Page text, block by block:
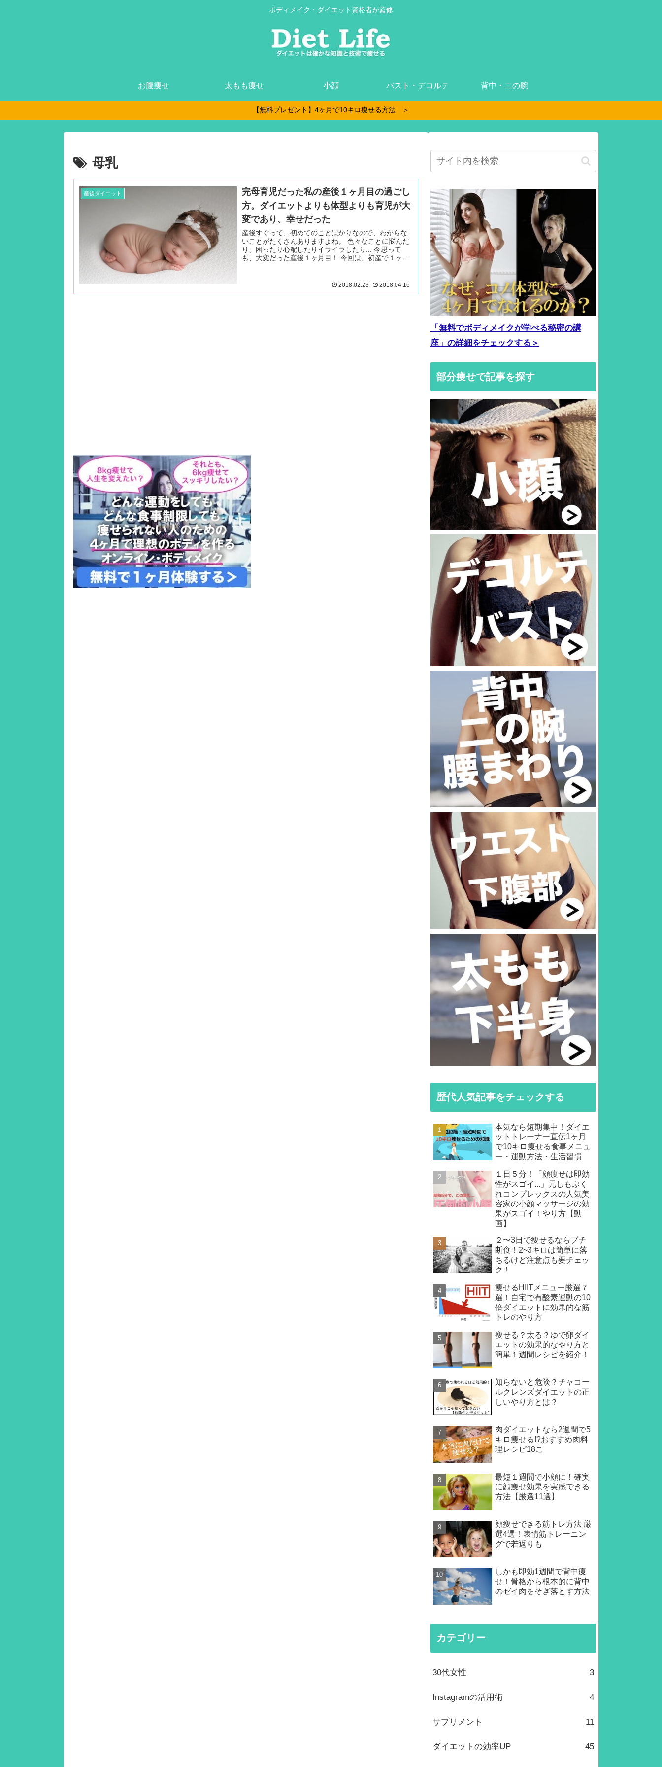
ボディメイク・ダイエット資格者が監修
お腹痩せ 太もも痩せ 小顔 バスト・デコルテ 背中・二の腕
【無料プレゼント】4ヶ月で10キロ痩せる方法 ＞
母乳
産後ダイエット
完母育児だった私の産後１ヶ月目の過ごし
方。ダイエットよりも体型よりも育児が大
変であり、幸せだった
産後すぐって、初めてのことばかりなので、わからな
いことがたくさんありますよね。 色々なことに悩んだ
り、困ったり心配したりイライラしたり... 今思って
も、大変だった産後１ヶ月目！ 今回は、初産で１ヶ
2018.02.23 2018.04.16
「無料でボディメイクが学べる秘密の講
座」の詳細をチェックする＞
部分痩せで記事を探す
歴代人気記事をチェックする
本気なら短期集中！ダイエ
ットトレーナー直伝1ヶ月
で10キロ痩せる食事メニュ
ー・運動方法・生活習慣
１日５分！「顔痩せは即効
性がスゴイ...」元しもぶく
れコンプレックスの人気美
容家の小顔マッサージの効
果がスゴイ！やり方【動
画】
２〜3日で痩せるならプチ
断食！2~3キロは簡単に落
ちるけど注意点も要チェッ
ク！
痩せるHIITメニュー厳選７
選！自宅で有酸素運動の10
倍ダイエットに効果的な筋
トレのやり方
痩せる？太る？ゆで卵ダイ
エットの効果的なやり方と
簡単１週間レシピを紹介！
知らないと危険？チャコー
ルクレンズダイエットの正
しいやり方とは？
肉ダイエットなら2週間で5
キロ痩せる!?おすすめ肉料
理レシピ18こ
最短１週間で小顔に！確実
に顔痩せ効果を実感できる
方法【厳選11選】
顔痩せできる筋トレ方法 厳
選4選！表情筋トレーニン
グで若返りも
しかも即効1週間で背中痩
せ！骨格から根本的に背中
のゼイ肉をそぎ落とす方法
カテゴリー
30代女性 3
Instagramの活用術 4
サプリメント 11
ダイエットの効率UP 45